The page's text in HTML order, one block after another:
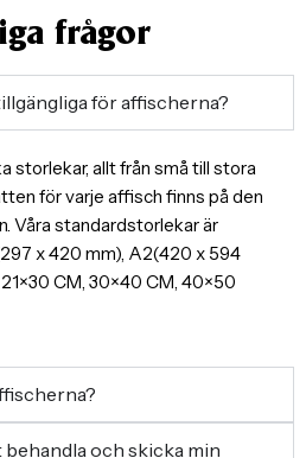
frågor
för affischerna?
storlekar, allt från små till stora
för varje affisch finns på den
Våra standardstorlekar är
x 420 mm), A2(420 x 594
CM, 30×40 CM, 40×50
och skicka min